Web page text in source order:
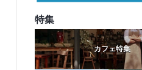
特集
カフェ特集